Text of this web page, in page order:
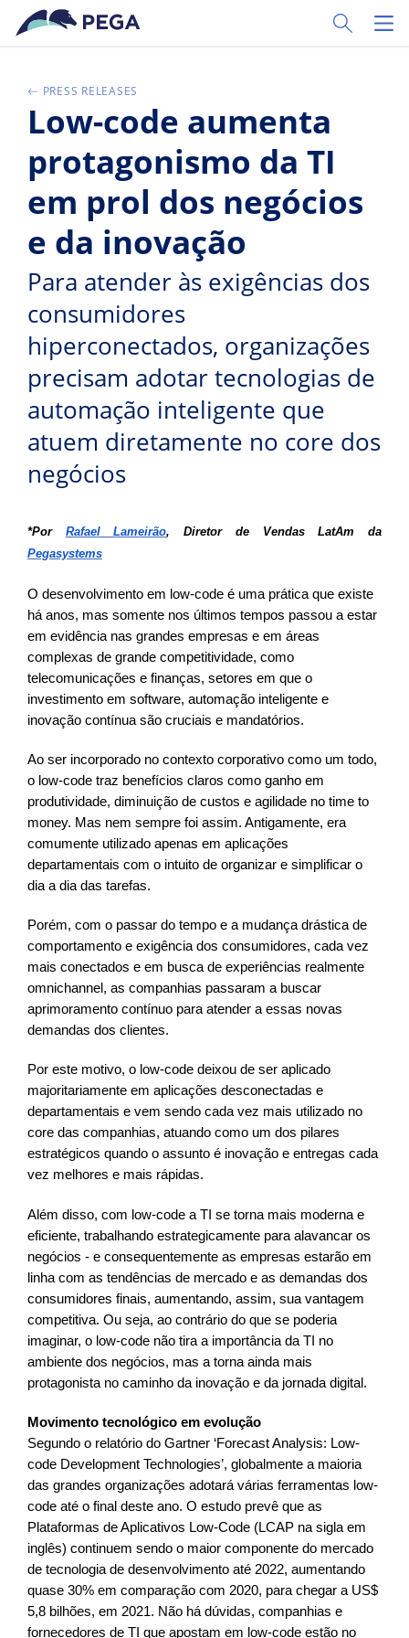
Passer directement au contenu principal
Toggle
PRESS RELEASES
Low-code aumenta
protagonismo da TI
em prol dos negócios
e da inovação
Para atender às exigências dos
consumidores
hiperconectados, organizações
precisam adotar tecnologias de
automação inteligente que
atuem diretamente no core dos
negócios
*Por Rafael Lameirão, Diretor de Vendas LatAm da
Pegasystems
O desenvolvimento em low-code é uma prática que existe
há anos, mas somente nos últimos tempos passou a estar
em evidência nas grandes empresas e em áreas
complexas de grande competitividade, como
telecomunicações e finanças, setores em que o
investimento em software, automação inteligente e
inovação contínua são cruciais e mandatórios.
Ao ser incorporado no contexto corporativo como um todo,
o low-code traz benefícios claros como ganho em
produtividade, diminuição de custos e agilidade no time to
money. Mas nem sempre foi assim. Antigamente, era
comumente utilizado apenas em aplicações
departamentais com o intuito de organizar e simplificar o
dia a dia das tarefas.
Porém, com o passar do tempo e a mudança drástica de
comportamento e exigência dos consumidores, cada vez
mais conectados e em busca de experiências realmente
omnichannel, as companhias passaram a buscar
aprimoramento contínuo para atender a essas novas
demandas dos clientes.
Por este motivo, o low-code deixou de ser aplicado
majoritariamente em aplicações desconectadas e
departamentais e vem sendo cada vez mais utilizado no
core das companhias, atuando como um dos pilares
estratégicos quando o assunto é inovação e entregas cada
vez melhores e mais rápidas.
Além disso, com low-code a TI se torna mais moderna e
eficiente, trabalhando estrategicamente para alavancar os
negócios - e consequentemente as empresas estarão em
linha com as tendências de mercado e as demandas dos
consumidores finais, aumentando, assim, sua vantagem
competitiva. Ou seja, ao contrário do que se poderia
imaginar, o low-code não tira a importância da TI no
ambiente dos negócios, mas a torna ainda mais
protagonista no caminho da inovação e da jornada digital.
Movimento tecnológico em evolução
Segundo o relatório do Gartner ‘Forecast Analysis: Low-
code Development Technologies’, globalmente a maioria
das grandes organizações adotará várias ferramentas low-
code até o final deste ano. O estudo prevê que as
Plataformas de Aplicativos Low-Code (LCAP na sigla em
inglês) continuem sendo o maior componente do mercado
de tecnologia de desenvolvimento até 2022, aumentando
quase 30% em comparação com 2020, para chegar a US$
5,8 bilhões, em 2021. Não há dúvidas, companhias e
fornecedores de TI que apostam em low-code estão no